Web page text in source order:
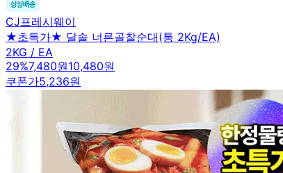
CJ프레시웨이
★초특가★ 달솔 너른골찰순대(통 2Kg/EA)
2KG / EA
29%7,480원10,480원
쿠폰가5,236원